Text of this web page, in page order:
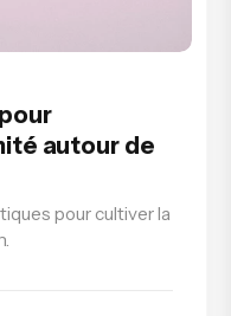
autour de
pour cultiver la